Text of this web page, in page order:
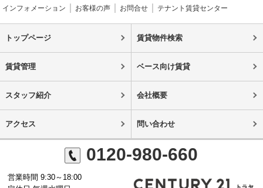
インフォメーション
お客様の声 お問合せ テナント賃貸センター
トップページ 賃貸物件検索
賃貸管理 ベース向け賃貸
スタッフ紹介 会社概要
アクセス 問い合わせ
0120-980-660
営業時間 9:30～18:00